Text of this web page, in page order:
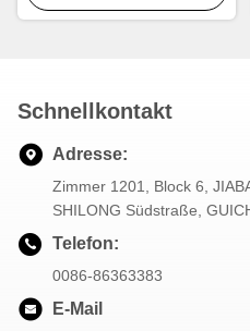
Schnellzyklus
Schnellkontakt
Adresse:
Zimmer 1201, Block 6,
SHILONG Südstraße,
Telefon:
0086-86363383
E-Mail